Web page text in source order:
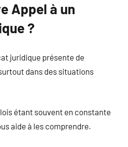
Appel à un
?
juridique présente de
dans des situations
étant souvent en constante
aide à les comprendre.